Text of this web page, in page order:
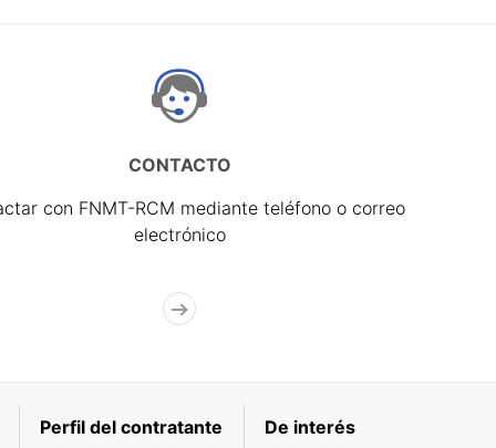
CONTACTO
con FNMT-RCM mediante teléfono o correo
electrónico
Perfil del contratante De interés